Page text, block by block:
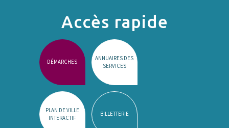
Accès rapide
DÉMARCHES
ANNUAIRES DES
SERVICES
PLAN DE VILLE
INTERACTIF
BILLETTERIE